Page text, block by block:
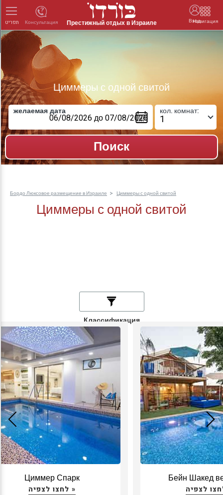
תפריט Престижный отдых в Израиле Вход
Навигация
Консультация
Циммеры с одной свитой
желаемая дата кол. комнат:
Бордо Люксовое размещение в Израиле Циммеры с одной свитой
Циммеры с одной свитой
Классификация
Циммер Спарк
לחצו לצפיה »
Бейн Шакед